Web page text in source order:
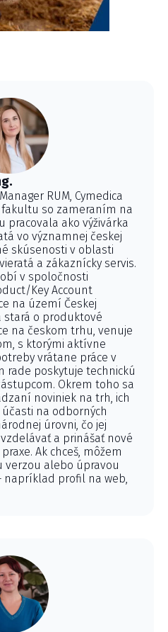
RUM, Cymedica
so zameraním na
pracovala ako výživárka
vo významnej českej
skúsenosti v oblasti
a zákaznícky servis.
v spoločnosti
Key Account
na území Českej
stará o produktové
na českom trhu, venuje
s ktorými aktívne
vrátane práce v
rade poskytuje technickú
Okrem toho sa
noviniek na trh, ich
na odborných
úrovni, čo jej
a prinášať nové
môžem
verzou alebo úpravou
napríklad profil na web,